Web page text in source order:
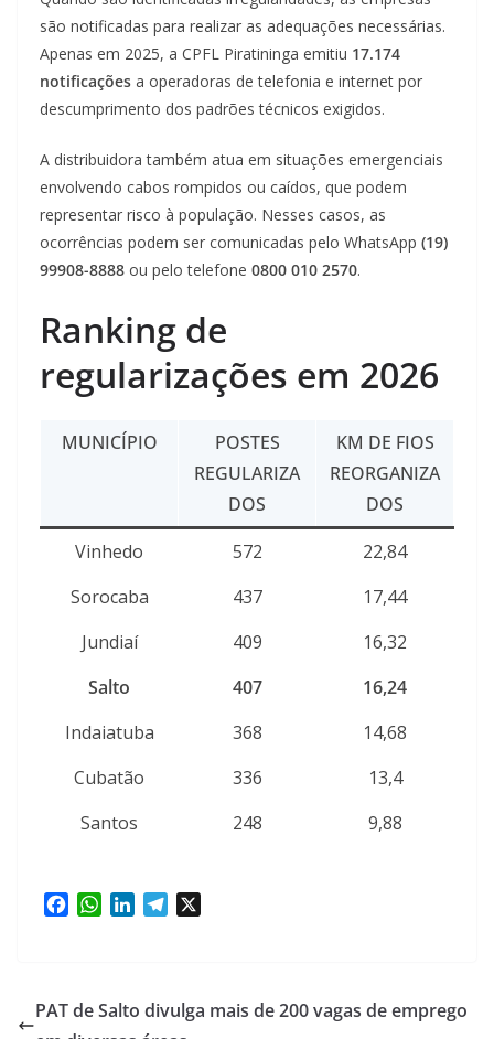
são notificadas para realizar as adequações necessárias.
Apenas em 2025, a CPFL Piratininga emitiu 17.174
notificações a operadoras de telefonia e internet por
descumprimento dos padrões técnicos exigidos.
A distribuidora também atua em situações emergenciais
envolvendo cabos rompidos ou caídos, que podem
representar risco à população. Nesses casos, as
ocorrências podem ser comunicadas pelo WhatsApp (19)
99908-8888 ou pelo telefone 0800 010 2570.
Ranking de
regularizações em 2026
MUNICÍPIO
POSTES
REGULARIZA
DOS
KM DE FIOS
REORGANIZA
DOS
Vinhedo
572
22,84
Sorocaba
437
17,44
Jundiaí
409
16,32
Salto
407
16,24
Indaiatuba
368
14,68
Cubatão
336
13,4
Santos
248 9,88
b
W
s
e
g
PAT de Salto divulga mais de 200 vagas de emprego